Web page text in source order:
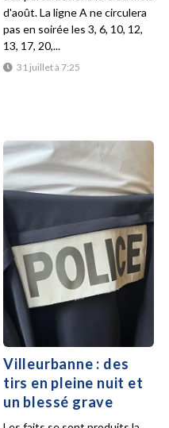
31 juillet à 7:25
d'août. La ligne A ne circulera
pas en soirée les 3, 6, 10, 12,
13, 17, 20,...
Villeurbanne : des
tirs en pleine nuit et
un blessé grave